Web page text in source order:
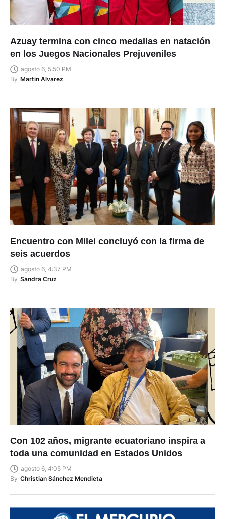
Azuay termina con cinco medallas en natación
en los Juegos Nacionales Prejuveniles
agosto 6, 5:50 PM
By Martin Alvarez
Encuentro con Milei concluyó con la firma de
seis acuerdos
agosto 6, 4:37 PM
By Sandra Cruz
Con 102 años, migrante ecuatoriano inspira a
toda una comunidad en Estados Unidos
agosto 6, 4:05 PM
By Christian Sánchez Mendieta